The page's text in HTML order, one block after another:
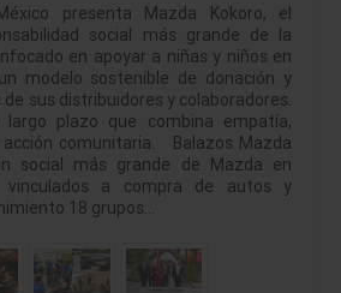
presenta Mazda Kokoro, el
social más grande de la
en apoyar a niñas y niños en
modelo sostenible de donación y
sus distribuidores y colaboradores.
plazo que combina empatía,
acción comunitaria. Balazos Mazda
social más grande de Mazda en
vinculados a compra de autos y
18 grupos…